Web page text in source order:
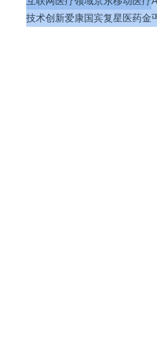
技术创新爱康国宾复星医药金